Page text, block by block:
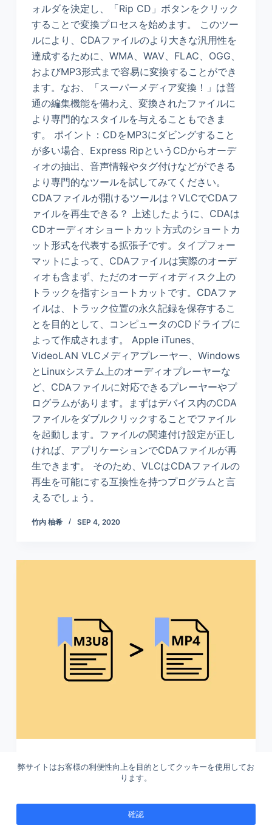
ォルダを決定し、「Rip CD」ボタンをクリック
することで変換プロセスを始めます。 このツー
ルにより、CDAファイルのより大きな汎用性を
達成するために、WMA、WAV、FLAC、OGG、
およびMP3形式まで容易に変換することができ
ます。なお、「スーパーメディア変換！」は普
通の編集機能を備わえ、変換されたファイルに
より専門的なスタイルを与えることもできま
す。 ポイント：CDをMP3にダビングすること
が多い場合、Express RipというCDからオーデ
ィオの抽出、音声情報やタグ付けなどができる
より専門的なツールを試してみてください。
CDAファイルが開けるツールは？VLCでCDAフ
ァイルを再生できる？ 上述したように、CDAは
CDオーディオショートカット方式のショートカ
ット形式を代表する拡張子です。タイプフォー
マットによって、CDAファイルは実際のオーデ
ィオも含まず、ただのオーディオディスク上の
トラックを指すショートカットです。CDAファ
イルは、トラック位置の永久記録を保存するこ
とを目的として、コンピュータのCDドライブに
よって作成されます。 Apple iTunes、
VideoLAN VLCメディアプレーヤー、Windows
とLinuxシステム上のオーディオプレーヤーな
ど、CDAファイルに対応できるプレーヤーやプ
ログラムがあります。まずはデバイス内のCDA
ファイルをダブルクリックすることでファイル
を起動します。ファイルの関連付け設定が正し
ければ、アプリケーションでCDAファイルが再
生できます。 そのため、VLCはCDAファイルの
再生を可能にする互換性を持つプログラムと言
えるでしょう。
竹内 柚希 SEP 4, 2020
M3U8をダウンロードしてMP4に変換す
M3U8ファイルをMP4に変換する方法を探して
いる方は、ぜひこの記事を読んでください。し
弊サイトはお客様の利便性向上を目的としてクッキーを使用してお
ります。
確認